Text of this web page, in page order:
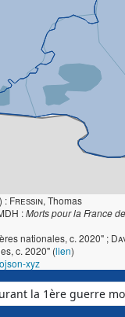
: Fressin, Thomas
:Morts pour la France
nationales, c. 2020" ;
c. 2020" (lien)
xyz